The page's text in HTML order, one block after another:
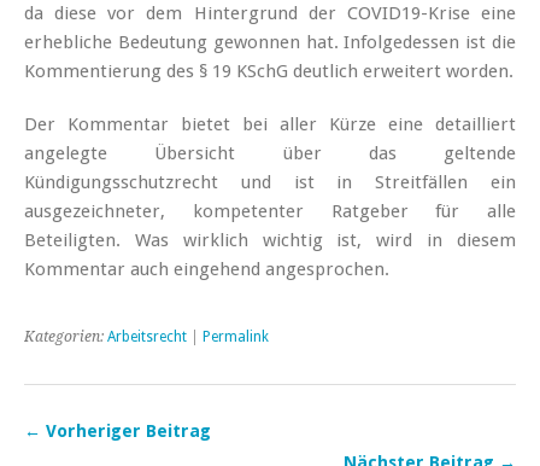
da diese vor dem Hintergrund der COVID19-Krise eine
erhebliche Bedeutung gewonnen hat. Infolgedessen ist die
Kommentierung des § 19 KSchG deutlich erweitert worden.
Der Kommentar bietet bei aller Kürze eine detailliert
angelegte Übersicht über das geltende
Kündigungsschutzrecht und ist in Streitfällen ein
ausgezeichneter, kompetenter Ratgeber für alle
Beteiligten. Was wirklich wichtig ist, wird in diesem
Kommentar auch eingehend angesprochen.
Kategorien: Arbeitsrecht Permalink
← Vorheriger Beitrag